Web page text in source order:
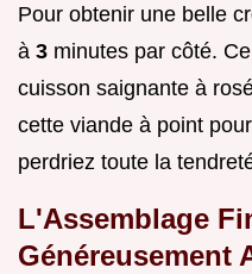
Pour obtenir une belle
à 3 minutes par côté.
cuisson saignante à
cette viande à point
perdriez toute la
L'Assemblage
Généreusement